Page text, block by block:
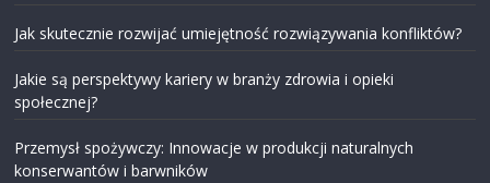
Jak skutecznie rozwijać umiejętność rozwiązywania konfliktów?
Jakie są perspektywy kariery w branży zdrowia i opieki
społecznej?
Przemysł spożywczy: Innowacje w produkcji naturalnych
konserwantów i barwników